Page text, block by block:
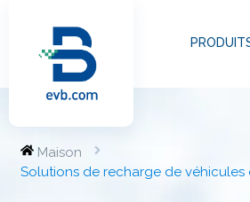
Maison
Solutions de recharge de